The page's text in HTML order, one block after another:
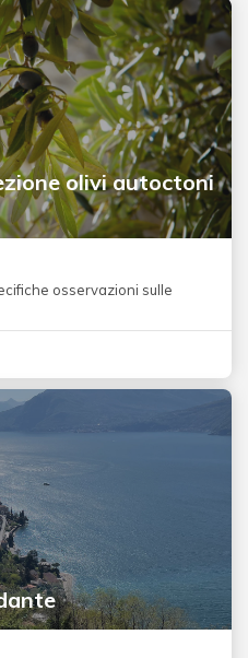
olivi autoctoni
osservazioni sulle